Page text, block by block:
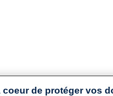
coeur de protéger vos